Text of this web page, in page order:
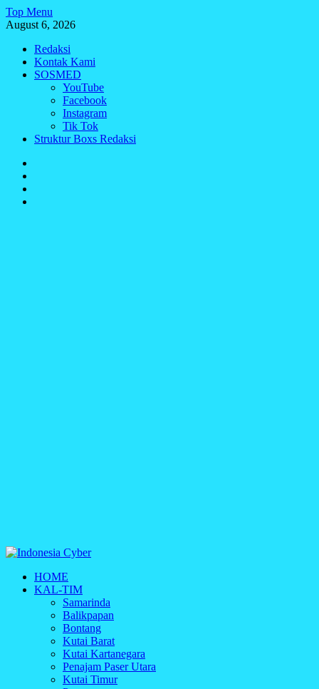
Skip
to
Top Menu
August 6, 2026
Redaksi
Kontak Kami
SOSMED
YouTube
Facebook
Instagram
Tik Tok
Struktur Boxs Redaksi
Indonesia Cyber
Media Cetak, Online & Streaming
HOME
KAL-TIM
Samarinda
Balikpapan
Bontang
Kutai Barat
Kutai Kartanegara
Penajam Paser Utara
Kutai Timur